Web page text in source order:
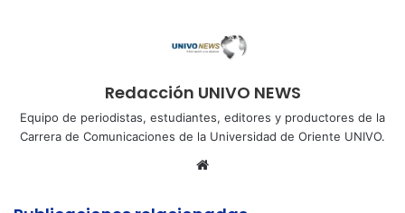
Redacción UNIVO NEWS
Equipo de periodistas, estudiantes, editores y productores de la
Carrera de Comunicaciones de la Universidad de Oriente UNIVO.
Sitio